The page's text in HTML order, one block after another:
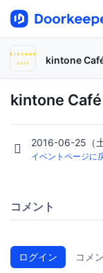
kintone
kintone
2016-06-25（
イベントページに
コメント
ログイン コメ